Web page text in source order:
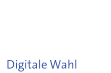
Digitale Wahl